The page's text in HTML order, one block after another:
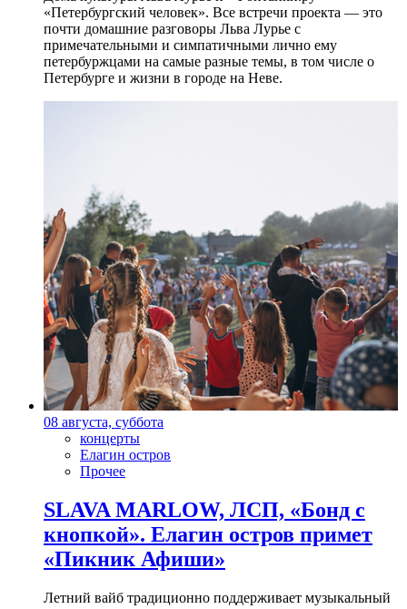
«Петербургский человек». Все встречи проекта — это
почти домашние разговоры Льва Лурье с
примечательными и симпатичными лично ему
петербуржцами на самые разные темы, в том числе о
Петербурге и жизни в городе на Неве.
08 августа, суббота
концерты
Елагин остров
Прочее
SLAVA MARLOW, ЛСП, «Бонд с
кнопкой». Елагин остров примет
«Пикник Афиши»
Летний вайб традиционно поддерживает музыкальный